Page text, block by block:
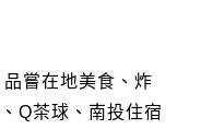
嘗在地美食、炸
Q茶球、南投住宿